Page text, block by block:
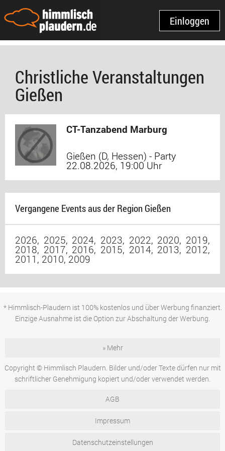
Einloggen
Christliche Veranstaltungen
Gießen
CT-Tanzabend Marburg
Gießen (D, Hessen) - Party
22.08.2026, 19:00 Uhr
Vergangene Events aus der Region Gießen
2026, 2025, 2024, 2023, 2022, 2020, 2019,
2018, 2017, 2016, 2015, 2014, 2013, 2012,
2011 , 2010, 2009
* Himmlisch-Plaudern ist 100% kostenlos und über Werbung finanziert.
Einzige Ausnahme ist die Option zur Abschaltung der Werbung.
» Mehr
Copyright © Himmlisch Plaudern. Bilder und/oder Texte dürfen nur mit
schriftlicher Genehmigung kopiert und/oder verwendet werden.
AGB
Impressum
Datenschutzeinstellungen